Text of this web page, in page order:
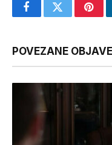
FacebookTwitter
POVEZANE OBJAVE